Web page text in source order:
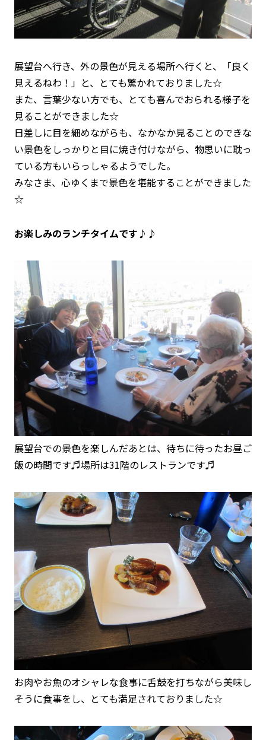
展望台へ行き、外の景色が見える場所へ行くと、「良く
見えるねわ！」と、とても驚かれておりました☆
また、言葉少ない方でも、とても喜んでおられる様子を
見ることができました☆
日差しに目を細めながらも、なかなか見ることのできな
い景色をしっかりと目に焼き付けながら、物思いに耽っ
ている方もいらっしゃるようでした。
みなさま、心ゆくまで景色を堪能することができました
☆
お楽しみのランチタイムです♪♪
展望台での景色を楽しんだあとは、待ちに待ったお昼ご
飯の時間です♬場所は31階のレストランです♬
お肉やお魚のオシャレな食事に舌鼓を打ちながら美味し
そうに食事をし、とても満足されておりました☆